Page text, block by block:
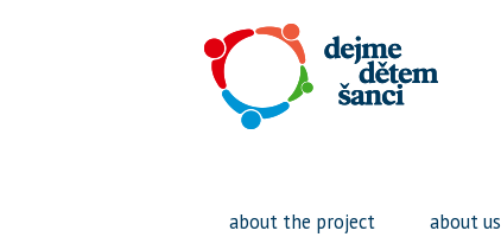
about the project about us